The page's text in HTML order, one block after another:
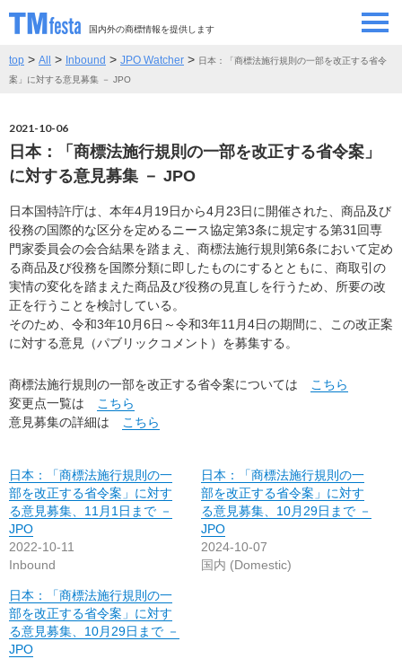
国内外の商標情報を提供します
SEMINAR/EVENT
CONTRIBUTORS 情報提供者
CONTACT お問い合わせ
top > All > Inbound > JPO Watcher > 日本：「商標法施行規則の一部を改正する省令
案」に対する意見募集 － JPO
2021-10-06
日本：「商標法施行規則の一部を改正する省令案」
に対する意見募集 － JPO
日本国特許庁は、本年4月19日から4月23日に開催された、商品及び
役務の国際的な区分を定めるニース協定第3条に規定する第31回専
門家委員会の会合結果を踏まえ、商標法施行規則第6条において定め
る商品及び役務を国際分類に即したものにするとともに、商取引の
実情の変化を踏まえた商品及び役務の見直しを行うため、所要の改
正を行うことを検討している。
そのため、令和3年10月6日～令和3年11月4日の期間に、この改正案
に対する意見（パブリックコメント）を募集する。
商標法施行規則の一部を改正する省令案については
こちら
変更点一覧は
こちら
意見募集の詳細は
こちら
日本：「商標法施行規則の一
部を改正する省令案」に対す
る意見募集、11月1日まで －
JPO
2022-10-11
Inbound
日本：「商標法施行規則の一
部を改正する省令案」に対す
る意見募集、10月29日まで －
JPO
2024-10-07
国内 (Domestic)
日本：「商標法施行規則の一
部を改正する省令案」に対す
る意見募集、10月29日まで －
JPO